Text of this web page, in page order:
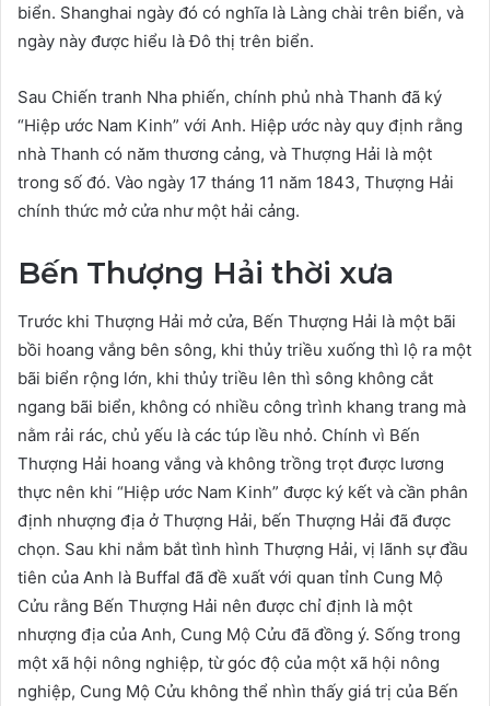
biển. Shanghai ngày đó có nghĩa là Làng chài trên biển, và
ngày này được hiểu là Đô thị trên biển.
Sau Chiến tranh Nha phiến, chính phủ nhà Thanh đã ký
“Hiệp ước Nam Kinh” với Anh. Hiệp ước này quy định rằng
nhà Thanh có năm thương cảng, và Thượng Hải là một
trong số đó. Vào ngày 17 tháng 11 năm 1843, Thượng Hải
chính thức mở cửa như một hải cảng.
Bến Thượng Hải thời xưa
Trước khi Thượng Hải mở cửa, Bến Thượng Hải là một bãi
bồi hoang vắng bên sông, khi thủy triều xuống thì lộ ra một
bãi biển rộng lớn, khi thủy triều lên thì sông không cắt
ngang bãi biển, không có nhiều công trình khang trang mà
nằm rải rác, chủ yếu là các túp lều nhỏ. Chính vì Bến
Thượng Hải hoang vắng và không trồng trọt được lương
thực nên khi “Hiệp ước Nam Kinh” được ký kết và cần phân
định nhượng địa ở Thượng Hải, bến Thượng Hải đã được
chọn. Sau khi nắm bắt tình hình Thượng Hải, vị lãnh sự đầu
tiên của Anh là Buffal đã đề xuất với quan tỉnh Cung Mộ
Cửu rằng Bến Thượng Hải nên được chỉ định là một
nhượng địa của Anh, Cung Mộ Cửu đã đồng ý. Sống trong
một xã hội nông nghiệp, từ góc độ của một xã hội nông
nghiệp, Cung Mộ Cửu không thể nhìn thấy giá trị của Bến